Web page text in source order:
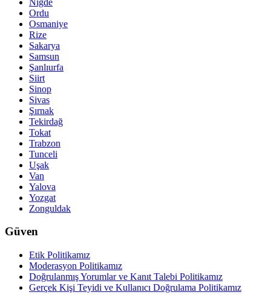
Ordu
Osmaniye
Rize
Sakarya
Samsun
Şanlıurfa
Siirt
Sinop
Sivas
Şırnak
Tekirdağ
Tokat
Trabzon
Tunceli
Uşak
Van
Yalova
Yozgat
Zonguldak
Güven
Etik Politikamız
Moderasyon Politikamız
Doğrulanmış Yorumlar ve Kanıt Talebi Politikamız
Gerçek Kişi Teyidi ve Kullanıcı Doğrulama Politikamız